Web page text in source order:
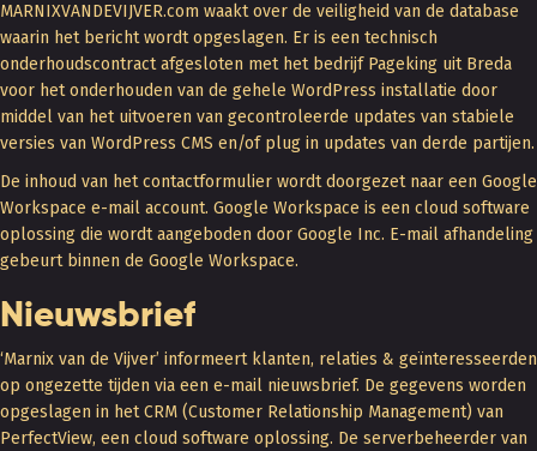
MARNIXVANDEVIJVER.com waakt over de veiligheid van de database
waarin het bericht wordt opgeslagen. Er is een technisch
onderhoudscontract afgesloten met het bedrijf Pageking uit Breda
voor het onderhouden van de gehele WordPress installatie door
middel van het uitvoeren van gecontroleerde updates van stabiele
versies van WordPress CMS en/of plug in updates van derde partijen.
De inhoud van het contactformulier wordt doorgezet naar een Google
Workspace e-mail account. Google Workspace is een cloud software
oplossing die wordt aangeboden door Google Inc. E-mail afhandeling
gebeurt binnen de Google Workspace.
Nieuwsbrief
‘Marnix van de Vijver’ informeert klanten, relaties & geïnteresseerden
op ongezette tijden via een e-mail nieuwsbrief. De gegevens worden
opgeslagen in het CRM (Customer Relationship Management) van
PerfectView, een cloud software oplossing. De serverbeheerder van